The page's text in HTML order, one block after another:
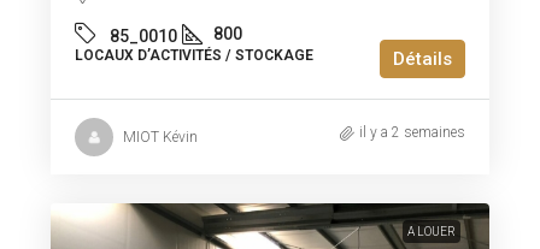
85_0010 800
LOCAUX D’ACTIVITÉS / STOCKAGE Détails
MIOT Kévin il y a 2 semaines
A LOUER